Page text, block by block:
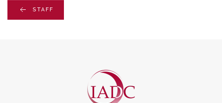
STAFF